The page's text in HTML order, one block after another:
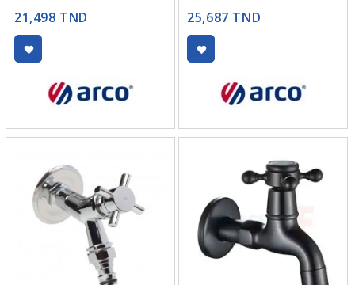
21,498 TND 25,687 TND